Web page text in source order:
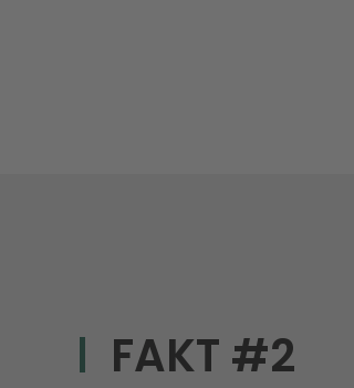
FAKT #2